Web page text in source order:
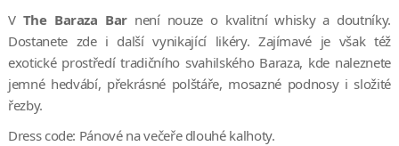
V The Baraza Barnení nouze o kvalitní whisky a doutníky.
Dostanete zde i další vynikající likéry. Zajímavé je však též
exotické prostředí tradičního svahilského Baraza, kde naleznete
jemné hedvábí, překrásné polštáře, mosazné podnosy i složité
řezby.
Dress code: Pánové na večeře dlouhé kalhoty.